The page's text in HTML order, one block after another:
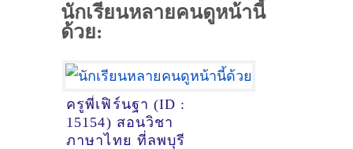
นักเรียนหลายคนดูหน้านี้
ด้วย:
ครูพี่เฟิร์นฐา (ID :
15154) สอนวิชา
ภาษาไทย ที่ลพบุรี